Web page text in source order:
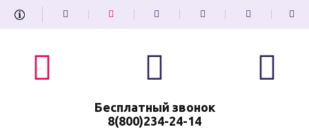
Бесплатный звонок
8(800)234-24-14